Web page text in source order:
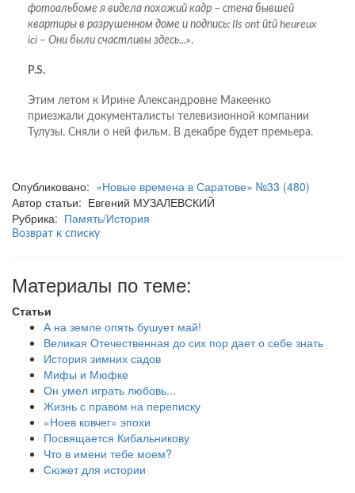
фотоальбоме я видела похожий кадр – стена бывшей
квартиры в разрушенном доме и подпись: Ils ont йtй heureux
ici – Они были счастливы здесь...».
P.S.
Этим летом к Ирине Александровне Макеенко
приезжали документалисты телевизионной компании
Тулузы. Сняли о ней фильм. В декабре будет премьера.
Опубликовано: «Новые времена в Саратове» №33 (480)
Автор статьи: Евгений МУЗАЛЕВСКИЙ
Рубрика: Память/История
Возврат к списку
Материалы по теме:
Статьи
А на земле опять бушует май!
Великая Отечественная до сих пор дает о себе знать
История зимних садов
Мифы и Мюфке
Он умел играть любовь...
Жизнь с правом на переписку
«Ноев ковчег» эпохи
Посвящается Кибальникову
Что в имени тебе моем?
Сюжет для истории